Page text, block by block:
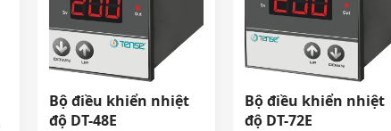
Bộ điều khiển nhiệt
độ DT-48E
Bộ điều khiển nhiệt
độ DT-72E